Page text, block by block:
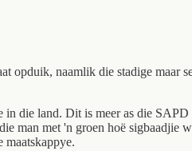
opduik, naamlik die stadige
die land. Dit is meer as die
man met 'n groen hoë